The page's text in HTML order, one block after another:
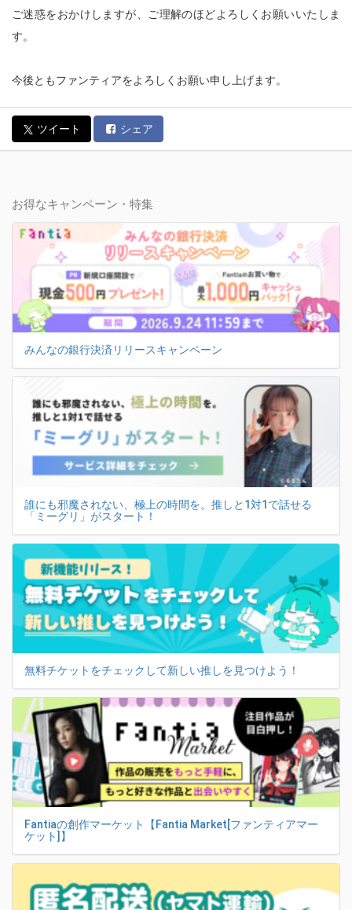
ご迷惑をおかけしますが、ご理解のほどよろしくお願いいたしま
す。
今後ともファンティアをよろしくお願い申し上げます。
ツイート シェア
お得なキャンペーン・特集
みんなの銀行決済リリースキャンペーン
誰にも邪魔されない、極上の時間を。推しと1対1で話せる
「ミーグリ」がスタート！
無料チケットをチェックして新しい推しを見つけよう！
Fantiaの創作マーケット【Fantia Market[ファンティアマー
ケット]】